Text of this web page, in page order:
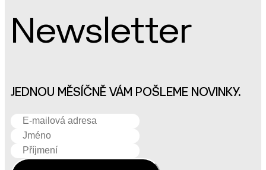
Newsletter
JEDNOU MĚSÍČNĚ VÁM POŠLEME NOVINKY.